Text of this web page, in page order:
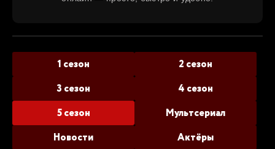
1 сезон
2 сезон
3 сезон
4 сезон
5 сезон
Мультсериал
Новости
Актёры